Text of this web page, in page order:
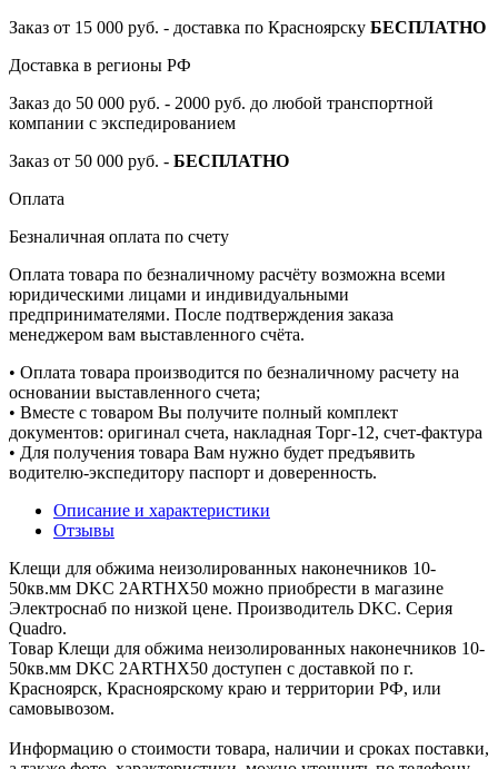
Заказ от 15 000 руб. - доставка по Красноярску БЕСПЛАТНО
Доставка в регионы РФ
Заказ до 50 000 руб. - 2000 руб. до любой транспортной
компании с экспедированием
Заказ от 50 000 руб. - БЕСПЛАТНО
Оплата
Безналичная оплата по счету
Оплата товара по безналичному расчёту возможна всеми
юридическими лицами и индивидуальными
предпринимателями. После подтверждения заказа
менеджером вам выставленного счёта.
• Оплата товара производится по безналичному расчету на
основании выставленного счета;
• Вместе с товаром Вы получите полный комплект
документов: оригинал счета, накладная Торг-12, счет-фактура
• Для получения товара Вам нужно будет предъявить
водителю-экспедитору паспорт и доверенность.
Описание и характеристики
Отзывы
Клещи для обжима неизолированных наконечников 10-
50кв.мм DKC 2ARTHX50 можно приобрести в магазине
Электроснаб по низкой цене. Производитель DKC. Серия
Quadro.
Товар Клещи для обжима неизолированных наконечников 10-
50кв.мм DKC 2ARTHX50 доступен с доставкой по г.
Красноярск, Красноярскому краю и территории РФ, или
самовывозом.
Информацию о стоимости товара, наличии и сроках поставки,